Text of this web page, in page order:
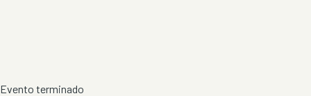
Evento terminado